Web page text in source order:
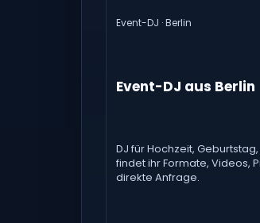
Event-DJ · Berlin
Event-DJ aus Berlin
DJ für Hochzeit,
findet ihr Formate, Videos,
direkte Anfrage.